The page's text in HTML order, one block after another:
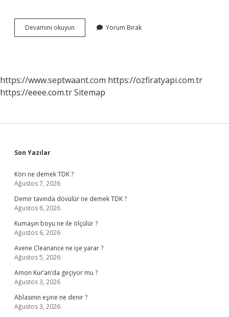
Devamını okuyun
Bakmak
Yorum Bırak
https://www.septwaant.com https://ozfiratyapi.com.tr
https://eeee.com.trSitemap
Sidebar
Son Yazılar
Köri ne demek TDK ?
Ağustos 7, 2026
Demir tavında dövülür ne demek TDK ?
Ağustos 6, 2026
Kumaşın boyu ne ile ölçülür ?
Ağustos 6, 2026
Avene Cleanance ne işe yarar ?
Ağustos 5, 2026
Amon Kur’an’da geçiyor mu ?
Ağustos 3, 2026
Ablasının eşine ne denir ?
Ağustos 3, 2026